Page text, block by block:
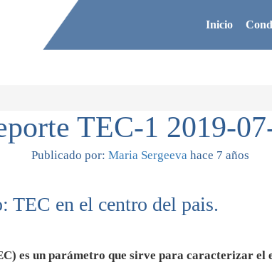
Inicio
TEC-1 2019-
Publicado por: Maria Sergeeva hace 7 años
TEC en el centro del pais.
es un parámetro que sirve para caracterizar el